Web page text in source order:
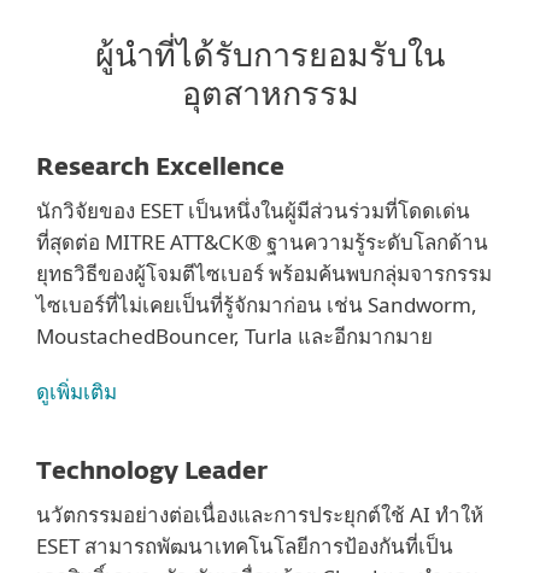
ผู้นำที่ได้รับการยอมรับใน
อุตสาหกรรม
Research Excellence
นักวิจัยของ ESET เป็นหนึ่งในผู้มีส่วนร่วมที่โดดเด่น
ที่สุดต่อ MITRE ATT&CK® ฐานความรู้ระดับโลกด้าน
ยุทธวิธีของผู้โจมตีไซเบอร์ พร้อมค้นพบกลุ่มจารกรรม
ไซเบอร์ที่ไม่เคยเป็นที่รู้จักมาก่อน เช่น Sandworm,
MoustachedBouncer, Turla และอีกมากมาย
ดูเพิ่มเติม
Technology Leader
นวัตกรรมอย่างต่อเนื่องและการประยุกต์ใช้ AI ทำให้
ESET สามารถพัฒนาเทคโนโลยีการป้องกันที่เป็น